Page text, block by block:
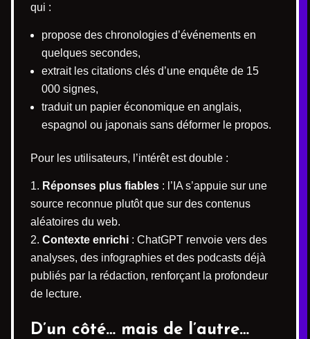
qui :
propose des chronologies d’événements en
quelques secondes,
extrait les citations clés d’une enquête de 15
000 signes,
traduit un papier économique en anglais,
espagnol ou japonais sans déformer le propos.
Pour les utilisateurs, l’intérêt est double :
Réponses plus fiables : l’IA s’appuie sur une
source reconnue plutôt que sur des contenus
aléatoires du web.
Contexte enrichi : ChatGPT renvoie vers des
analyses, des infographies et des podcasts déjà
publiés par la rédaction, renforçant la profondeur
de lecture.
D’un côté… mais de l’autre…